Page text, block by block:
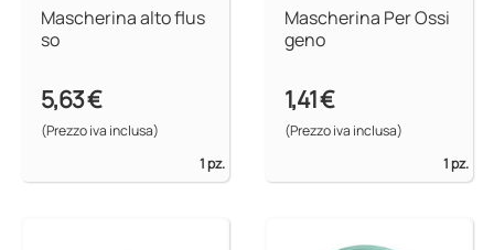
Mascherina alto flus
so
5,63 €
(Prezzo iva inclusa)
1 pz.
Mascherina Per Ossi
geno
1,41 €
(Prezzo iva inclusa)
1 pz.